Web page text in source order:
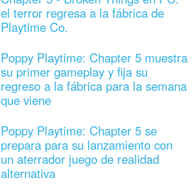
el terror regresa a la fábrica de
Playtime Co.
Poppy Playtime: Chapter 5 muestra
su primer gameplay y fija su
regreso a la fábrica para la semana
que viene
Poppy Playtime: Chapter 5 se
prepara para su lanzamiento con
un aterrador juego de realidad
alternativa